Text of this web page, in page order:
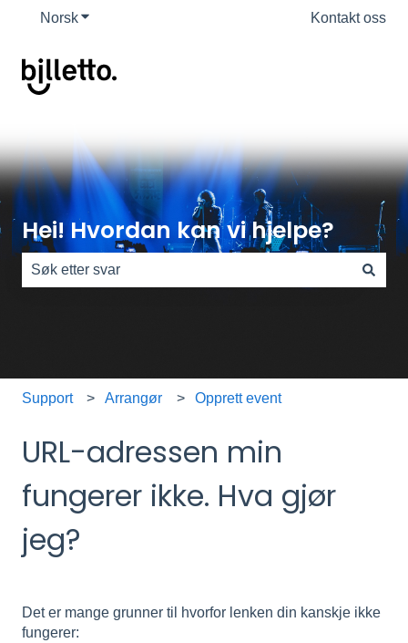
NorskVis undermeny for oversettelser Kontakt oss
Hei! Hvordan kan vi hjelpe?
Support Arrangør Opprett event
URL-adressen min
fungerer ikke. Hva gjør
jeg?
Det er mange grunner til hvorfor lenken din kanskje ikke
fungerer: